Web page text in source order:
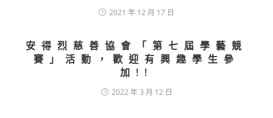
2021 年 12 月 17 日
安得烈慈善協會「第七屆學藝競
賽」活動，歡迎有興趣學生參
加!!
2022 年 3 月 12 日